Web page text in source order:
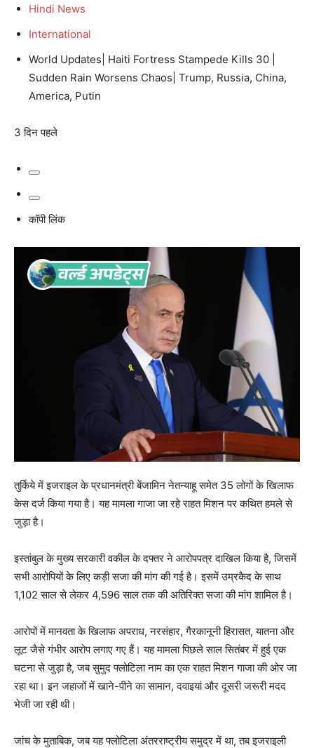
Hindi News
International
World Updates| Haiti Fortress Stampede Kills 30 |
Sudden Rain Worsens Chaos| Trump, Russia, China,
America, Putin
3 दिन पहले
कॉपी लिंक
तुर्किये में इजराइल के प्रधानमंत्री बेंजामिन नेतन्याहू समेत 35 लोगों के खिलाफ
केस दर्ज किया गया है। यह मामला गाजा जा रहे राहत मिशन पर कथित हमले से
जुड़ा है।
इस्तांबुल के मुख्य सरकारी वकील के दफ्तर ने आरोपपत्र दाखिल किया है, जिसमें
सभी आरोपियों के लिए कड़ी सजा की मांग की गई है। इसमें उम्रकैद के साथ
1,102 साल से लेकर 4,596 साल तक की अतिरिक्त सजा की मांग शामिल है।
आरोपों में मानवता के खिलाफ अपराध, नरसंहार, गैरकानूनी हिरासत, यातना और
लूट जैसे गंभीर आरोप लगाए गए हैं। यह मामला पिछले साल सितंबर में हुई एक
घटना से जुड़ा है, जब सुमुद फ्लोटिला नाम का एक राहत मिशन गाजा की ओर जा
रहा था। इन जहाजों में खाने-पीने का सामान, दवाइयां और दूसरी जरूरी मदद
भेजी जा रही थी।
जांच के मुताबिक, जब यह फ्लोटिला अंतरराष्ट्रीय समुद्र में था, तब इजराइली